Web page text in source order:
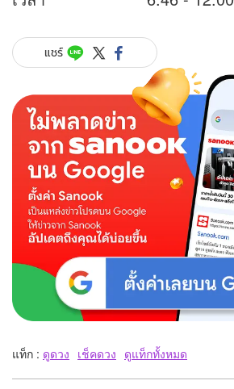
แชร์
แท็ก : ดูดวง เช็คดวง ดูแท็กทั้งหมด